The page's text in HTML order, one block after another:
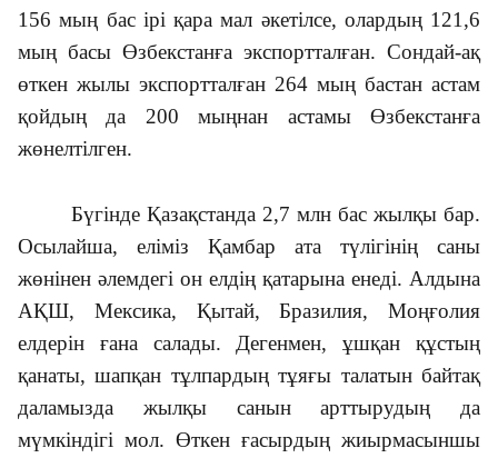
156 мың бас ірі қара мал әкетілсе, олардың 121,6
мың басы Өзбекстанға экспортталған. Сон­дай-ақ
өткен жылы экспортталған 264 мың бастан астам
қойдың да 200 мың­нан астамы Өзбекстанға
жөнелтілген.
Бүгінде Қазақстанда 2,7 млн бас жылқы бар.
Осылайша, еліміз Қамбар ата түлігінің саны
жөнінен әлемдегі он елдің қатарына енеді. Алдына
АҚШ, Мексика, Қытай, Бразилия, Моңғолия
елдерін ғана салады. Дегенмен, ұшқан құстың
қанаты, шапқан тұлпардың тұяғы талатын байтақ
даламызда жылқы санын арттырудың да
мүмкіндігі мол. Өткен ғасырдың жиырмасыншы